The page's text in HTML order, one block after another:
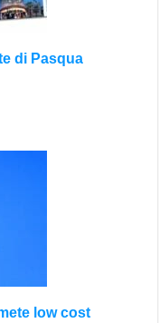
di Pasqua
low cost